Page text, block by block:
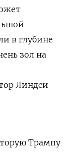
в глубине
зол на
Линдси
Трампу